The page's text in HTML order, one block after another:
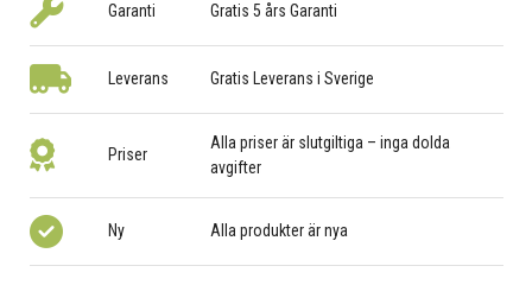
Garanti Gratis 5 års Garanti
Leverans Gratis Leverans i Sverige
Priser
Alla priser är slutgiltiga – inga dolda
avgifter
Ny Alla produkter är nya